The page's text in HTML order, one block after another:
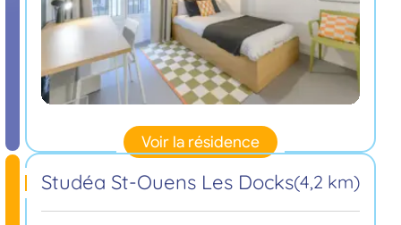
Voir la résidence
Studéa St-Ouens Les Docks(4,2 km)